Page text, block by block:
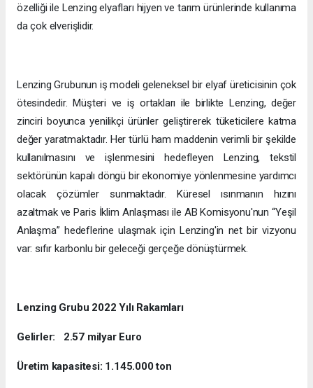
özelliği ile Lenzing elyafları hijyen ve tarım ürünlerinde kullanıma
da çok elverişlidir.
Lenzing Grubunun iş modeli geleneksel bir elyaf üreticisinin çok
ötesindedir. Müşteri ve iş ortakları ile birlikte Lenzing, değer
zinciri boyunca yenilikçi ürünler geliştirerek tüketicilere katma
değer yaratmaktadır. Her türlü ham maddenin verimli bir şekilde
kullanılmasını ve işlenmesini hedefleyen Lenzing, tekstil
sektörünün kapalı döngü bir ekonomiye yönlenmesine yardımcı
olacak çözümler sunmaktadır. Küresel ısınmanın hızını
azaltmak ve Paris İklim Anlaşması ile AB Komisyonu'nun “Yeşil
Anlaşma” hedeflerine ulaşmak için Lenzing'in net bir vizyonu
var: sıfır karbonlu bir geleceği gerçeğe dönüştürmek.
Lenzing Grubu 2022 Yılı Rakamları
Gelirler: 2.57 milyar Euro
Üretim kapasitesi: 1.145.000 ton